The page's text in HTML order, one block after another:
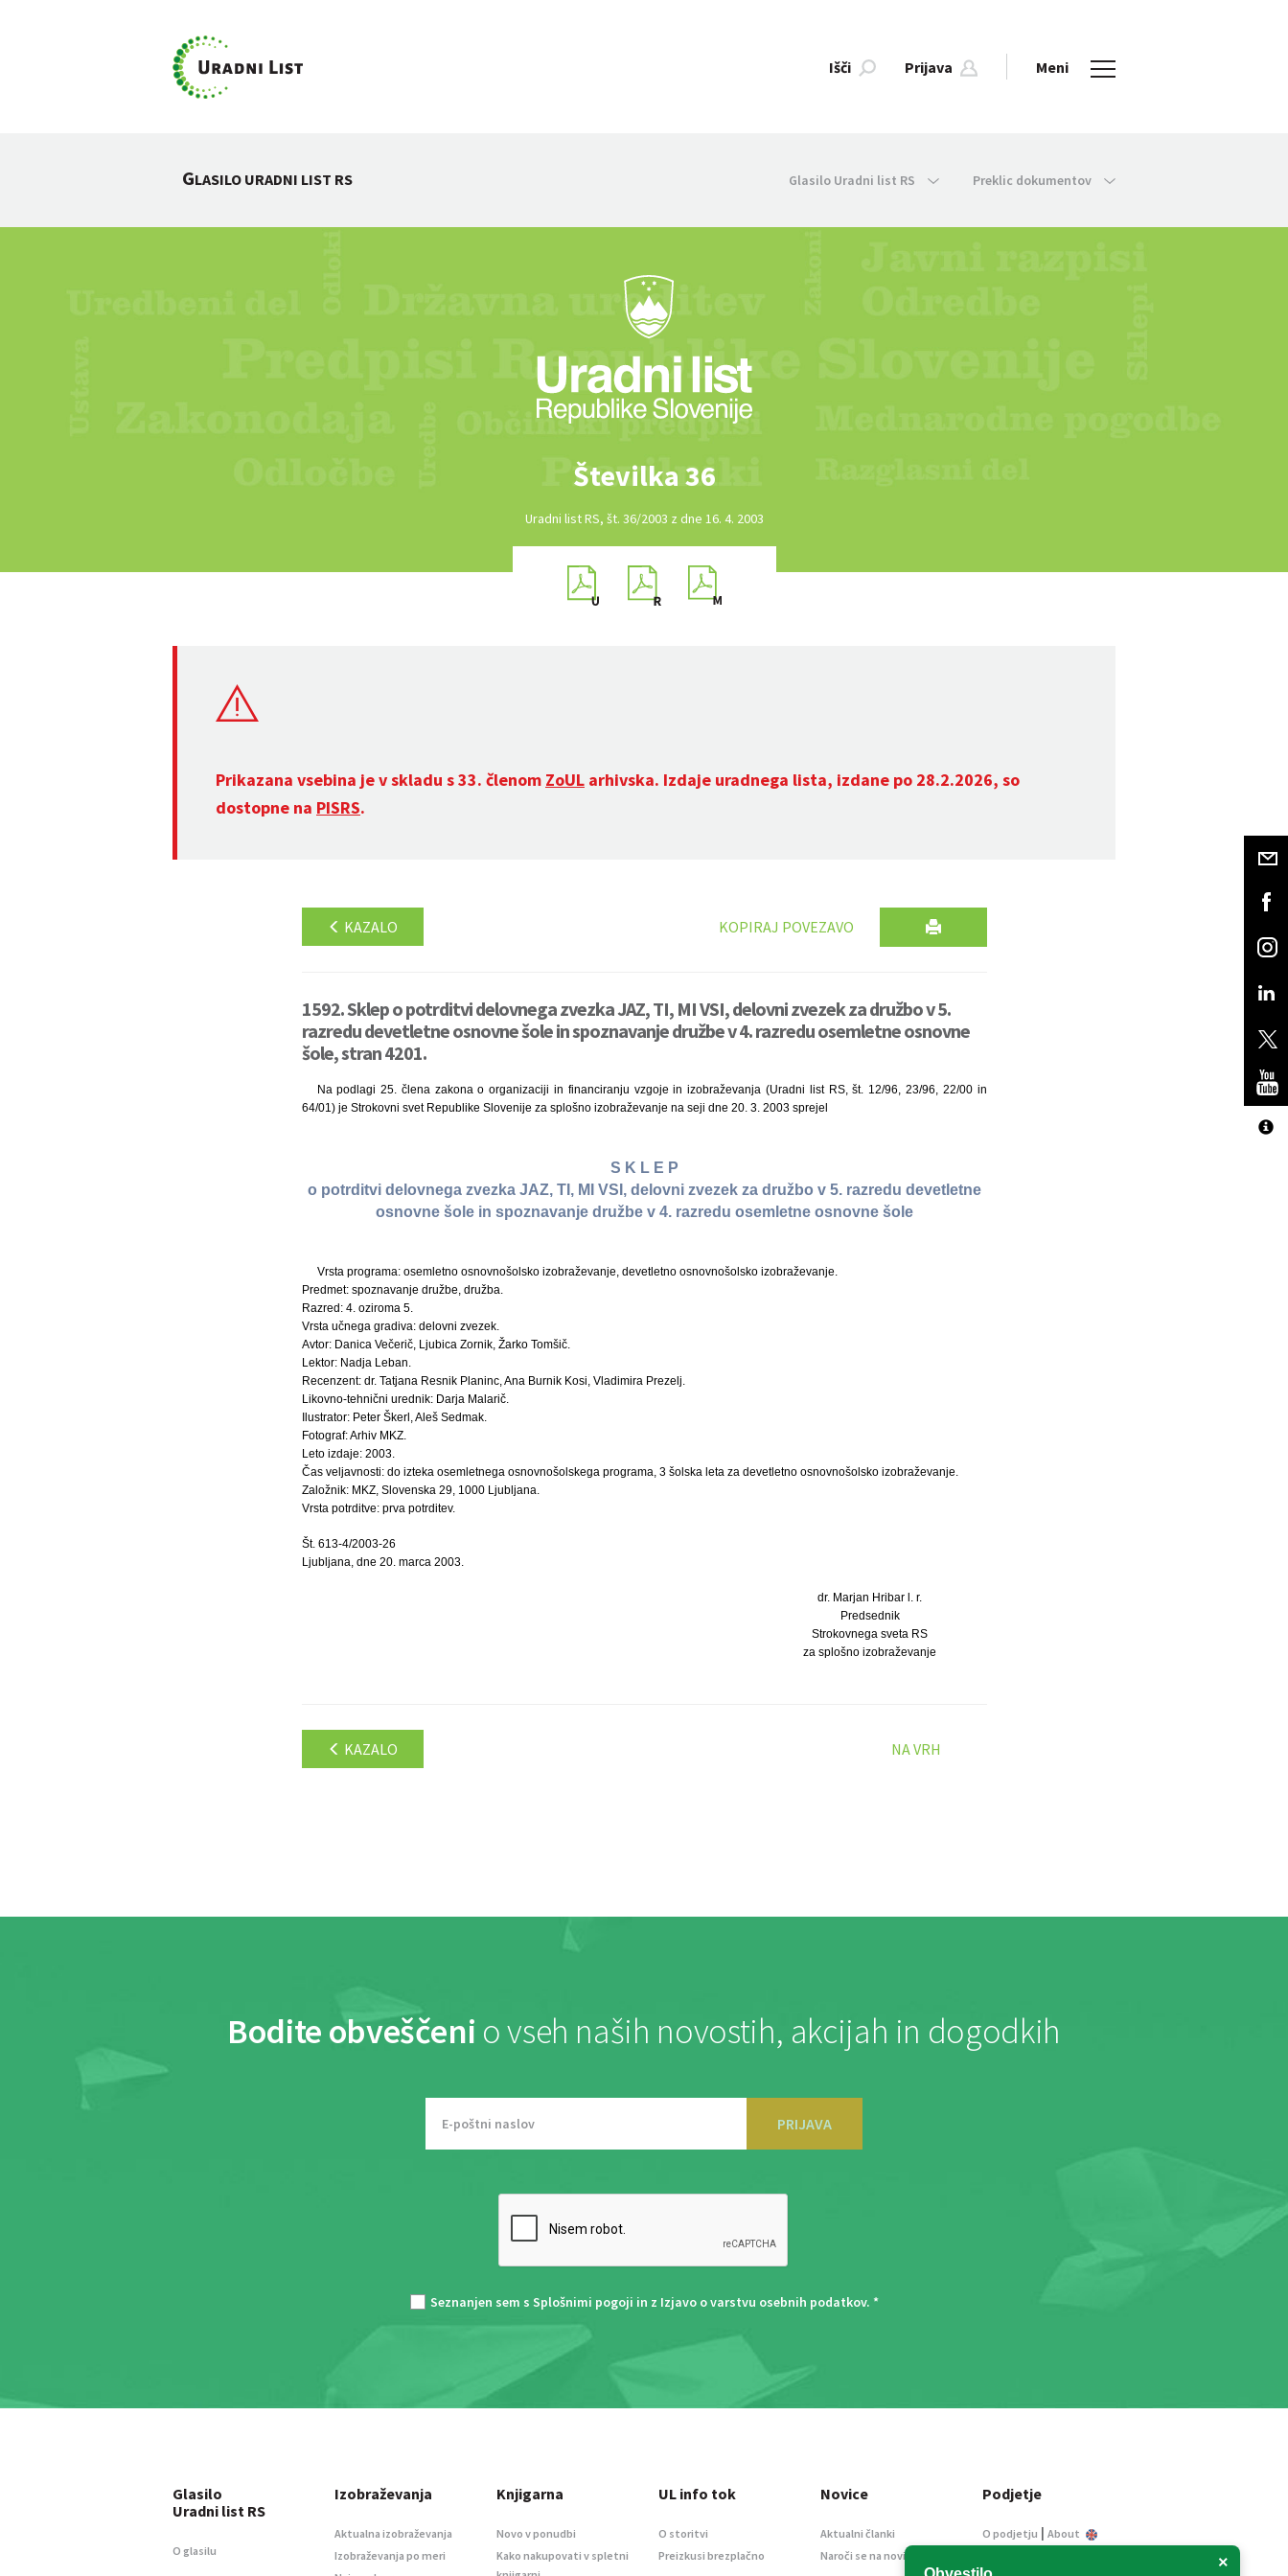
Išči Prijava Meni
GLASILO URADNI LIST RS Glasilo Uradni list RS Preklic dokumentov
Številka 36
Uradni list RS, št. 36/2003 z dne 16. 4. 2003
Prikazana vsebina je v skladu s 33. členom ZoUL arhivska. Izdaje uradnega lista, izdane po 28.2.2026, so
dostopne na PISRS.
KAZALO KOPIRAJ POVEZAVO
1592. Sklep o potrditvi delovnega zvezka JAZ, TI, MI VSI, delovni zvezek za družbo v 5.
razredu devetletne osnovne šole in spoznavanje družbe v 4. razredu osemletne osnovne
šole, stran 4201.
Na podlagi 25. člena zakona o organizaciji in financiranju vzgoje in izobraževanja (Uradni list RS, št. 12/96, 23/96, 22/00 in
64/01) je Strokovni svet Republike Slovenije za splošno izobraževanje na seji dne 20. 3. 2003 sprejel
S K L E P
o potrditvi delovnega zvezka JAZ, TI, MI VSI, delovni zvezek za družbo v 5. razredu devetletne
osnovne šole in spoznavanje družbe v 4. razredu osemletne osnovne šole
Vrsta programa: osemletno osnovnošolsko izobraževanje, devetletno osnovnošolsko izobraževanje.
Predmet: spoznavanje družbe, družba.
Razred: 4. oziroma 5.
Vrsta učnega gradiva: delovni zvezek.
Avtor: Danica Večerič, Ljubica Zornik, Žarko Tomšič.
Lektor: Nadja Leban.
Recenzent: dr. Tatjana Resnik Planinc, Ana Burnik Kosi, Vladimira Prezelj.
Likovno-tehnični urednik: Darja Malarič.
Ilustrator: Peter Škerl, Aleš Sedmak.
Fotograf: Arhiv MKZ.
Leto izdaje: 2003.
Čas veljavnosti: do izteka osemletnega osnovnošolskega programa, 3 šolska leta za devetletno osnovnošolsko izobraževanje.
Založnik: MKZ, Slovenska 29, 1000 Ljubljana.
Vrsta potrditve: prva potrditev.
Št. 613-4/2003-26
Ljubljana, dne 20. marca 2003.
dr. Marjan Hribar l. r.
Predsednik
Strokovnega sveta RS
za splošno izobraževanje
KAZALO NA VRH
Bodite obveščeni o vseh naših novostih, akcijah in dogodkih
PRIJAVA
Seznanjen sem s Splošnimi pogoji in z Izjavo o varstvu osebnih podatkov. *
×
Glasilo
Uradni list RS
O glasilu
Izobraževanja
Aktualna izobraževanja
Izobraževanja po meri
Knjigarna
Novo v ponudbi
Kako nakupovati v spletni
UL info tok
O storitvi
Preizkusi brezplačno
Novice
Aktualni članki
Naroči se na novice
Podjetje
O podjetju | About